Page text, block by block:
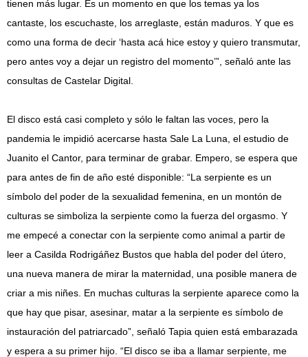
tienen más lugar. Es un momento en que los temas ya los
cantaste, los escuchaste, los arreglaste, están maduros. Y que es
como una forma de decir ‘hasta acá hice estoy y quiero transmutar,
pero antes voy a dejar un registro del momento’”, señaló ante las
consultas de Castelar Digital.
El disco está casi completo y sólo le faltan las voces, pero la
pandemia le impidió acercarse hasta Sale La Luna, el estudio de
Juanito el Cantor, para terminar de grabar. Empero, se espera que
para antes de fin de año esté disponible: “La serpiente es un
símbolo del poder de la sexualidad femenina, en un montón de
culturas se simboliza la serpiente como la fuerza del orgasmo. Y
me empecé a conectar con la serpiente como animal a partir de
leer a Casilda Rodrigáñez Bustos que habla del poder del útero,
una nueva manera de mirar la maternidad, una posible manera de
criar a mis niñes. En muchas culturas la serpiente aparece como la
que hay que pisar, asesinar, matar a la serpiente es símbolo de
instauración del patriarcado”, señaló Tapia quien está embarazada
y espera a su primer hijo. “El disco se iba a llamar serpiente, me